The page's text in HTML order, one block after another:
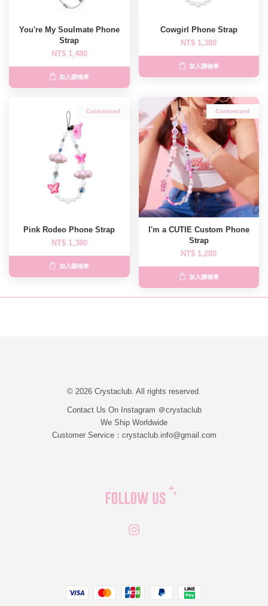
You're My Soulmate Phone
Strap
NT$ 1,480
加入購物車
Cowgirl Phone Strap
NT$ 1,380
加入購物車
Customized
Pink Rodeo Phone Strap
NT$ 1,380
加入購物車
Customized
I'm a CUTIE Custom Phone
Strap
NT$ 1,280
加入購物車
© 2026 Crystaclub. All rights reserved.
Contact Us On Instagram ＠crystaclub
We Ship Worldwide
Customer Service：crystaclub.info@gmail.com
Visa Master JCB Paypal